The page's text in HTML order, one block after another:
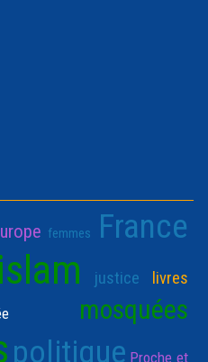
femmes France
islam justice livres
mosquées
politique Proche et